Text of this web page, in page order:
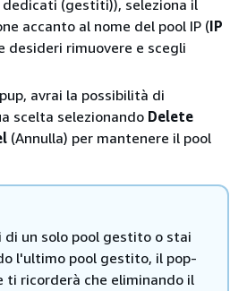
(gestiti)), seleziona il
accanto al nome del pool IP (IP
desideri rimuovere e scegli
avrai la possibilità di
scelta selezionando Delete
(Annulla) per mantenere il pool
di un solo pool gestito o stai
l'ultimo pool gestito, il pop-
ti ricorderà che eliminando il